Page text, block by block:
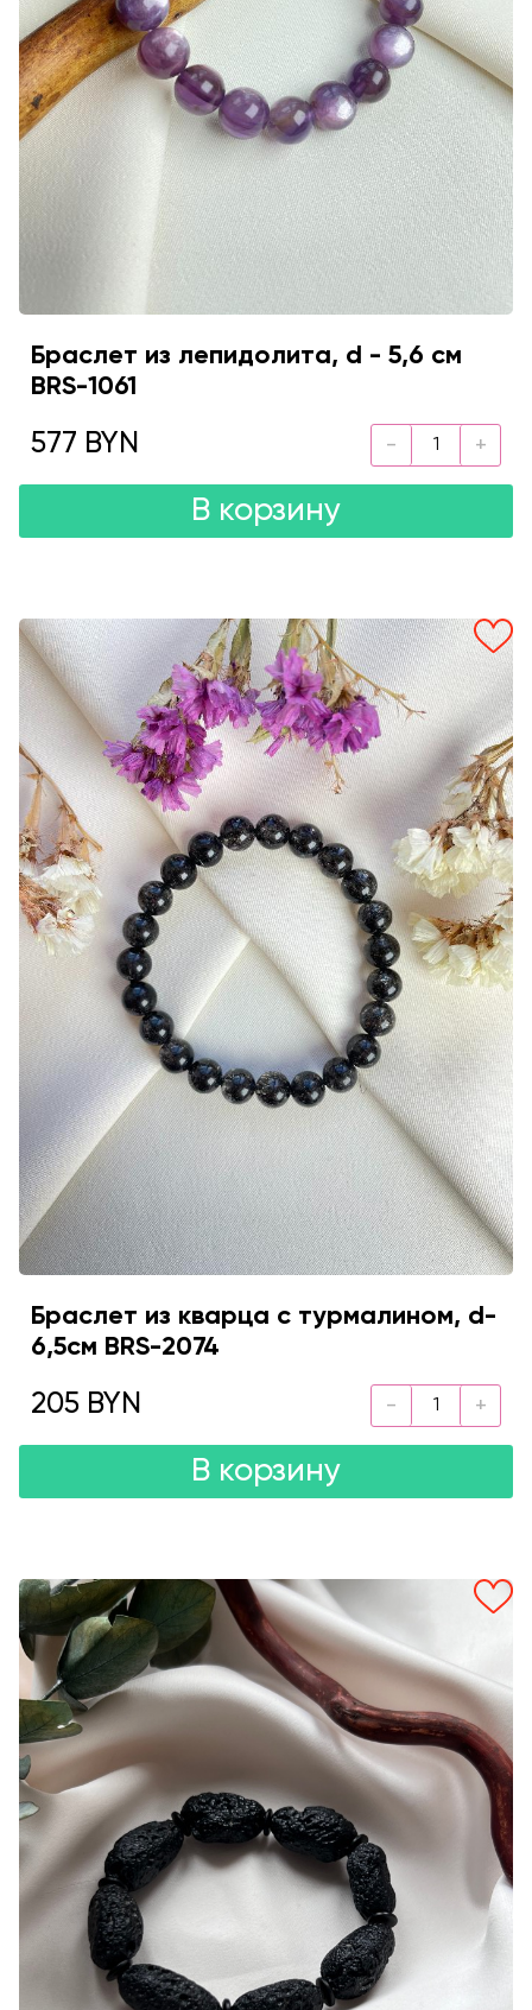
Браслет из лепидолита, d - 5,6 см
BRS-1061
577 BYN
В корзину
Браслет из кварца с турмалином, d-
6,5см BRS-2074
205 BYN
В корзину